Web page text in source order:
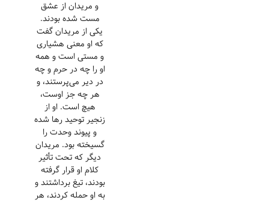
و مریدان از عشق
مست شده بودند.
یکی از مریدان گفت
که او معنی هشیاری
و مستی است و همه
او را چه در حرم و چه
در دیر می‌پرستند، و
هر چه جز اوست،
هیچ است. او از
زنجیر توحید رها شده
و پیوند وحدت را
گسیخته بود. مریدان
دیگر که تحت تأثیر
کلام او قرار گرفته
بودند، تیغ برداشتند و
به او حمله کردند، هر